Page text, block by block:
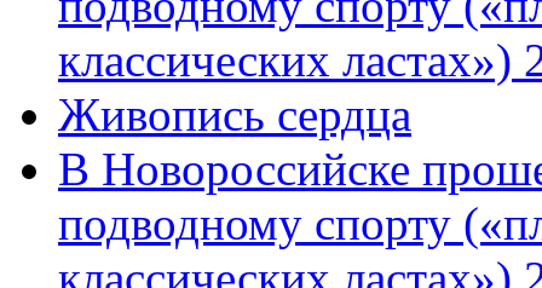
классических
Живопись сердца
В Новороссийске
подводному спорту